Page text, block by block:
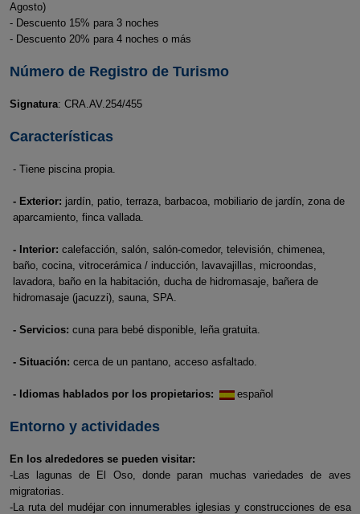
Agosto)
- Descuento 15% para 3 noches
- Descuento 20% para 4 noches o más
Número de Registro de Turismo
Signatura: CRA.AV.254/455
Características
- Tiene piscina propia.
- Exterior: jardín, patio, terraza, barbacoa, mobiliario de jardín, zona de
aparcamiento, finca vallada.
- Interior: calefacción, salón, salón-comedor, televisión, chimenea,
baño, cocina, vitrocerámica / inducción, lavavajillas, microondas,
lavadora, baño en la habitación, ducha de hidromasaje, bañera de
hidromasaje (jacuzzi), sauna, SPA.
- Servicios: cuna para bebé disponible, leña gratuita.
- Situación: cerca de un pantano, acceso asfaltado.
- Idiomas hablados por los propietarios: español
Entorno y actividades
En los alrededores se pueden visitar:
-Las lagunas de El Oso, donde paran muchas variedades de aves
migratorias.
-La ruta del mudéjar con innumerables iglesias y construcciones de esa